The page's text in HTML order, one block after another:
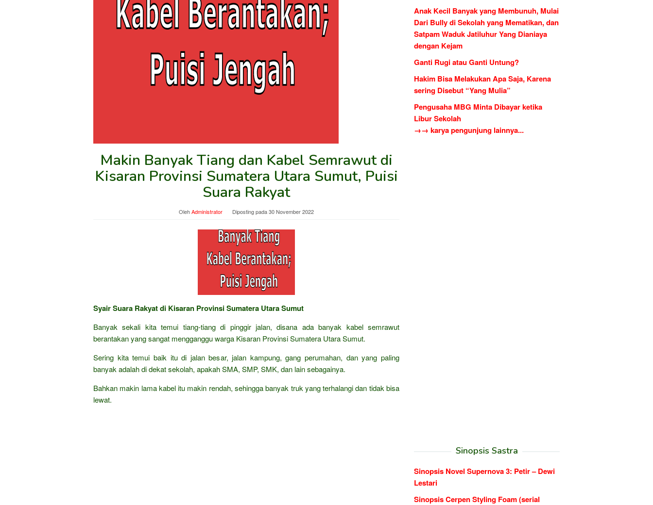
Makin Banyak Tiang dan Kabel Semrawut di
Kisaran Provinsi Sumatera Utara Sumut, Puisi
Suara Rakyat
OlehAdministrator Diposting pada30 November 2022
Syair Suara Rakyat di Kisaran Provinsi Sumatera Utara Sumut
Banyak sekali kita temui tiang-tiang di pinggir jalan, disana ada banyak kabel semrawut
berantakan yang sangat mengganggu warga Kisaran Provinsi Sumatera Utara Sumut.
Sering kita temui baik itu di jalan besar, jalan kampung, gang perumahan, dan yang paling
banyak adalah di dekat sekolah, apakah SMA, SMP, SMK, dan lain sebagainya.
Bahkan makin lama kabel itu makin rendah, sehingga banyak truk yang terhalangi dan tidak bisa
lewat.
Anak Kecil Banyak yang Membunuh, Mulai
Dari Bully di Sekolah yang Mematikan, dan
Satpam Waduk Jatiluhur Yang Dianiaya
dengan Kejam
Ganti Rugi atau Ganti Untung?
Hakim Bisa Melakukan Apa Saja, Karena
sering Disebut “Yang Mulia”
Pengusaha MBG Minta Dibayar ketika
Libur Sekolah
→→ karya pengunjung lainnya...
Sinopsis Sastra
Sinopsis Novel Supernova 3: Petir – Dewi
Lestari
Sinopsis Cerpen Styling Foam (serial